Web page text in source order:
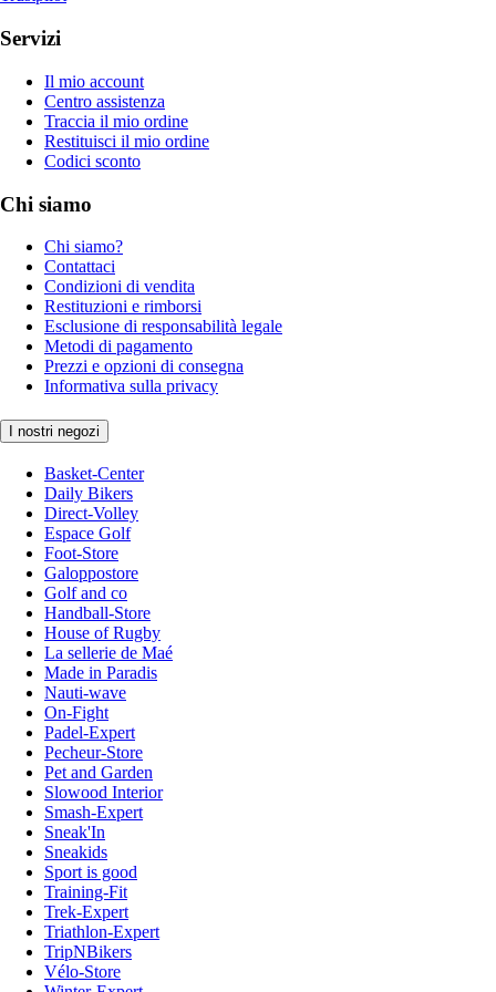
Servizi
Il mio account
Centro assistenza
Traccia il mio ordine
Restituisci il mio ordine
Codici sconto
Chi siamo
Chi siamo?
Contattaci
Condizioni di vendita
Restituzioni e rimborsi
Esclusione di responsabilità legale
Metodi di pagamento
Prezzi e opzioni di consegna
Informativa sulla privacy
I nostri negozi
Basket-Center
Daily Bikers
Direct-Volley
Espace Golf
Foot-Store
Galoppostore
Golf and co
Handball-Store
House of Rugby
La sellerie de Maé
Made in Paradis
Nauti-wave
On-Fight
Padel-Expert
Pecheur-Store
Pet and Garden
Slowood Interior
Smash-Expert
Sneak'In
Sneakids
Sport is good
Training-Fit
Trek-Expert
Triathlon-Expert
TripNBikers
Vélo-Store